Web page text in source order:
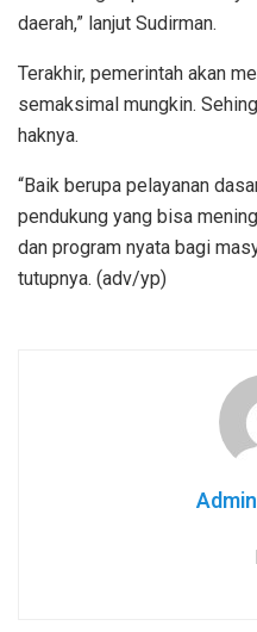
daerah,” lanjut Sudirman.
Terakhir, pemerintah akan
semaksimal mungkin.
haknya.
“Baik berupa pelayanan
pendukung yang bisa
dan program nyata bagi
tutupnya. (adv/yp)